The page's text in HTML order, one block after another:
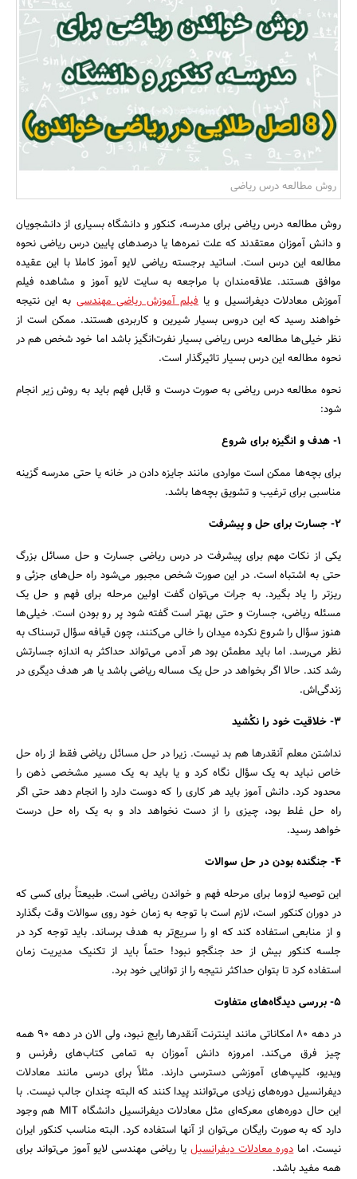
بانک، بیمه و سرمایه
مسکن و ساختمان
جستجو
روش مطالعه درس ریاضی
روش مطالعه درس ریاضی برای مدرسه، کنکور و دانشگاه بسیاری از دانشجویان
و دانش آموزان معتقدند که علت نمره‌ها یا درصدهای پایین درس ریاضی نحوه
مطالعه این درس است. اساتید برجسته ریاضی لایو آموز کاملا با این عقیده
موافق هستند. علاقه‌مندان با مراجعه به سایت لایو آموز و مشاهده فیلم
آموزش معادلات دیفرانسیل و یا فیلم آموزش ریاضی مهندسی به این نتیجه
خواهند رسید که این دروس بسیار شیرین و کاربردی هستند. ممکن است از
نظر خیلی‌ها مطالعه درس ریاضی بسیار نفرت‌انگیز باشد اما خود شخص هم در
نحوه مطالعه این درس بسیار تاثیرگذار است.
نحوه مطالعه درس ریاضی به صورت درست و قابل فهم باید به روش زیر انجام
شود:
1- هدف و انگیزه برای شروع
برای بچه‌ها ممکن است مواردی مانند جایزه دادن در خانه یا حتی مدرسه گزینه
مناسبی برای ترغیب و تشویق بچه‌ها باشد.
2- جسارت برای حل و پیشرفت
یکی از نکات مهم برای پیشرفت در درس ریاضی جسارت و حل مسائل بزرگ
حتی به اشتباه است. در این صورت شخص مجبور می‌شود راه حل‌های جزئی و
ریزتر را یاد بگیرد. به جرات می‌توان گفت اولین مرحله برای فهم و حل یک
مسئله ریاضی، جسارت و حتی بهتر است گفته شود پر رو بودن است. خیلی‌ها
هنوز سؤال را شروع نکرده میدان را خالی می‌کنند، چون قیافه سؤال ترسناک به
نظر می‌رسد. اما باید مطمئن بود هر آدمی می‌تواند حداکثر به اندازه جسارتش
رشد کند. حالا اگر بخواهد در حل یک مساله ریاضی باشد یا هر هدف دیگری در
زندگی‌اش.
3- خلاقیت خود را نکُشید
نداشتن معلم آنقدرها هم بد نیست. زیرا در حل مسائل ریاضی فقط از راه حل
خاص نباید به یک سؤال نگاه کرد و یا باید به یک مسیر مشخصی ذهن‌ را
محدود کرد. دانش آموز باید هر کاری را که دوست دارد را انجام دهد حتی اگر
راه حل غلط بود، چیزی را از دست نخواهد داد و به یک راه حل درست
خواهد رسید.
4- جنگنده بودن در حل سوالات
این توصیه لزوما برای مرحله‌ فهم و خواندن ریاضی است. طبیعتاً برای کسی که
در دوران کنکور است، لازم است با توجه به زمان خود روی سوالات وقت بگذارد
و از منابعی استفاده کند که او را سریع‌تر به هدف بر‌ساند. باید توجه کرد در
جلسه کنکور بیش از حد جنگجو نبود! حتماً باید از تکنیک مدیریت زمان
استفاده کرد تا بتوان حداکثر نتیجه را از توانایی‌ خود برد.
5- بررسی دیدگاه‌های متفاوت
در دهه 80 امکاناتی مانند اینترنت آنقدرها رایج نبود، ولی الان در دهه 90 همه
چیز فرق می‌کند. امروزه دانش آموزان به تمامی کتاب‌های رفرنس و
ویدیو، کلیپ‌های آموزشی دسترسی دارند. مثلاً برای درسی مانند معادلات
دیفرانسیل دوره‌های زیادی می‌توانند پیدا کنند که البته چندان جالب نیست. با
این حال دوره‌های معرکه‌ای مثل معادلات دیفرانسیل دانشگاه MIT هم وجود
دارد که به صورت رایگان می‌توان از آنها استفاده کرد. البته مناسب کنکور ایران
نیست. امادوره معادلات دیفرانسیل یا ریاضی مهندسی لایو آموز می‌‌تواند برای
همه مفید باشد.